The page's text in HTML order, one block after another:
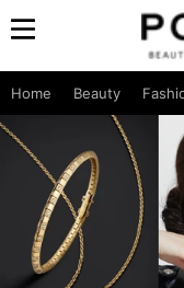
Home Beauty